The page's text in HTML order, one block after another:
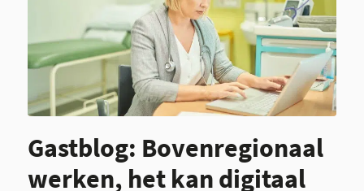
Gastblog: Bovenregionaal
werken, het kan digitaal